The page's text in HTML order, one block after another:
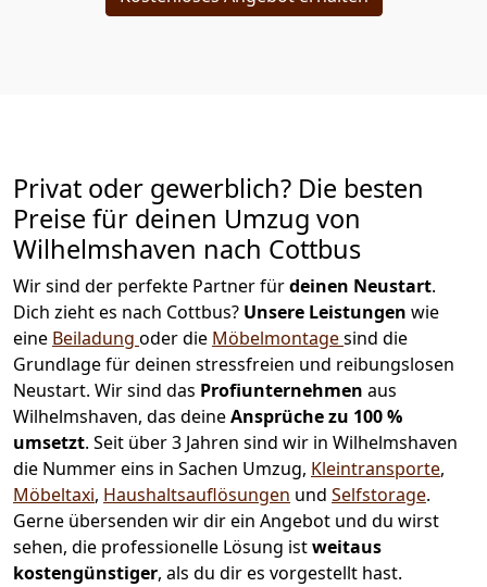
Privat oder gewerblich? Die besten
Preise für deinen Umzug von
Wilhelmshaven nach Cottbus
Wir sind der perfekte Partner fürdeinen Neustart.
Dich zieht es nach Cottbus? Unsere Leistungen wie
eine Beiladung oder die Möbelmontagesind die
Grundlage für deinen stressfreien und reibungslosen
Neustart. Wir sind das Profiunternehmen aus
Wilhelmshaven, das deineAnsprüche zu 100 %
umsetzt. Seit über 3 Jahren sind wir in Wilhelmshaven
die Nummer eins in Sachen Umzug, Kleintransporte,
Möbeltaxi, Haushaltsauflösungen und Selfstorage.
Gerne übersenden wir dir ein Angebot und du wirst
sehen, die professionelle Lösung istweitaus
kostengünstiger, als du dir es vorgestellt hast.